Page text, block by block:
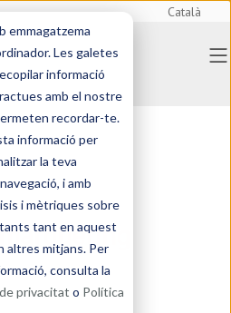
emmagatzema
Les galetes
informació
amb el nostre
recordar-te.
informació per
la teva
i amb
i mètriques sobre
tant en aquest
altres mitjans. Per
consulta la
privacitat o Política
Català